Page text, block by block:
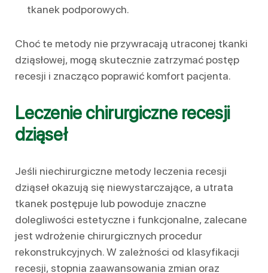
tkanek podporowych.
Choć te metody nie przywracają utraconej tkanki
dziąsłowej, mogą skutecznie zatrzymać postęp
recesji i znacząco poprawić komfort pacjenta.
Leczenie chirurgiczne recesji
dziąseł
Jeśli niechirurgiczne metody leczenia recesji
dziąseł okazują się niewystarczające, a utrata
tkanek postępuje lub powoduje znaczne
dolegliwości estetyczne i funkcjonalne, zalecane
jest wdrożenie chirurgicznych procedur
rekonstrukcyjnych. W zależności od klasyfikacji
recesji, stopnia zaawansowania zmian oraz